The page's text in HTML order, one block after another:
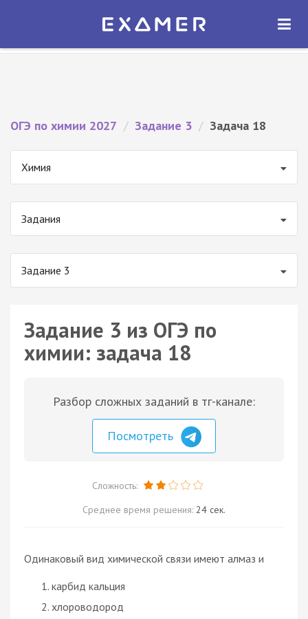
Экзамер — ЕГЭ 2027
ОТКРЫТЬ
ОГЭ по химии 2027 / Задание 3 / Задача 18
Химия
Задания
Задание 3
Задание 3 из ОГЭ по
химии: задача 18
Разбор сложных заданий в тг-канале:
Посмотреть
Сложность:
Среднее время решения: 24 сек.
Одинаковый вид химической связи имеют алмаз и
карбид кальция
хлороводород